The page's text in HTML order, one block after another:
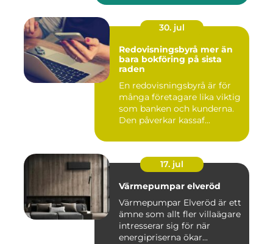
30. jul
Redovisningsbyrå mer än
bara bokföring på sista
raden
En redovisningsbyrå är för
många företagare lika viktig
som banken och kunderna.
Den påverkar kassaf...
17. jul
Värmepumpar elveröd
Värmepumpar Elveröd är ett
ämne som allt fler villaägare
intresserar sig för när
energipriserna ökar...